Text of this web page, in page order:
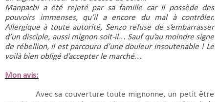
Manpachi a été rejeté par sa famille car il possède des
pouvoirs immenses, qu’il a encore du mal à contrôler.
Allergique à toute autorité, Senzo refuse de s’embarrasser
d’un disciple, aussi mignon soit-il… Sauf qu’au moindre signe
de rébellion, il est parcouru d’une douleur insoutenable ! Le
voilà bien obligé d’accepter le marché…
Mon avis:
Avec sa couverture toute mignonne, un petit être